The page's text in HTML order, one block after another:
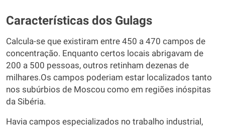
Características dos Gulags
Calcula-se que existiram entre 450 a 470 campos de
concentração. Enquanto certos locais abrigavam de
200 a 500 pessoas, outros retinham dezenas de
milhares.Os campos poderiam estar localizados tanto
nos subúrbios de Moscou como em regiões inóspitas
da Sibéria.
Havia campos especializados no trabalho industrial,